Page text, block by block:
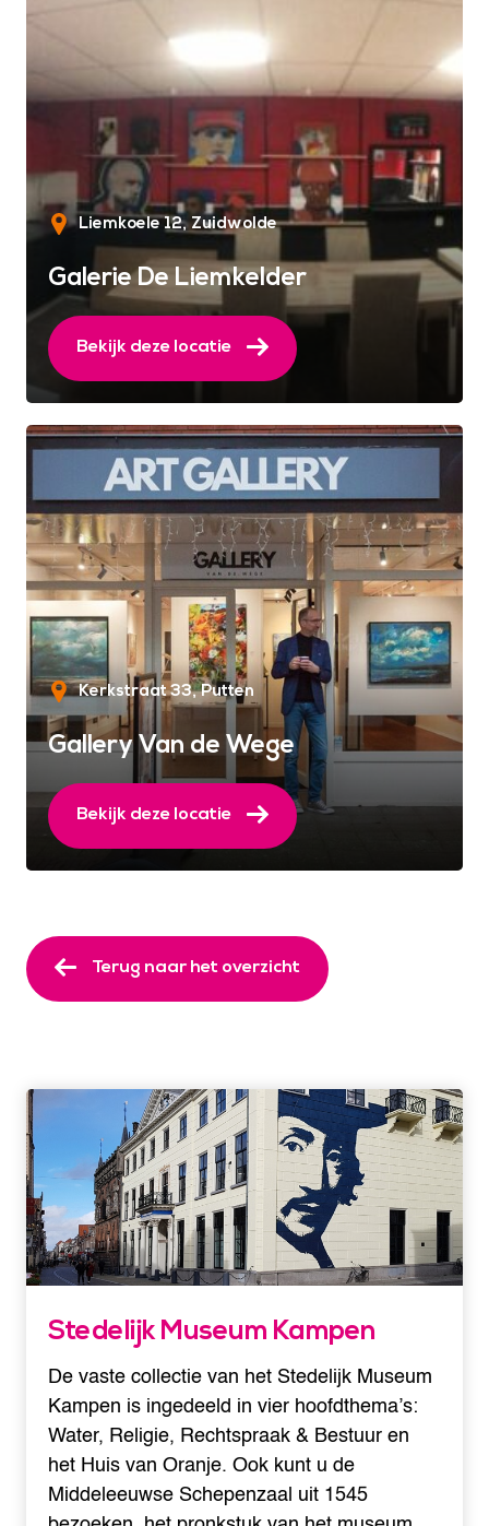
Liemkoele 12 Zuidwolde
Galerie De Liemkelder
Bekijk deze locatie
Kerkstraat 33 Putten
Gallery Van de Wege
Bekijk deze locatie
Terug naar het overzicht
Stedelijk Museum Kampen
De vaste collectie van het Stedelijk Museum
Kampen is ingedeeld in vier hoofdthema’s:
Water, Religie, Rechtspraak & Bestuur en
het Huis van Oranje. Ook kunt u de
Middeleeuwse Schepenzaal uit 1545